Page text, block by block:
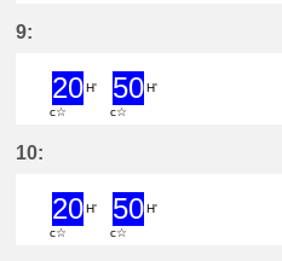
9:
20H'
c☆
50H'
c☆
10:
20H'
c☆
50H'
c☆